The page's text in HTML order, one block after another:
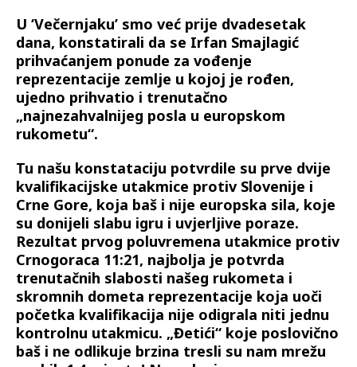
U ‘Večernjaku’ smo već prije dvadesetak
dana, konstatirali da se Irfan Smajlagić
prihvaćanjem ponude za vođenje
reprezentacije zemlje u kojoj je rođen,
ujedno prihvatio i trenutačno
„najnezahvalnijeg posla u europskom
rukometu“.
Tu našu konstataciju potvrdile su prve dvije
kvalifikacijske utakmice protiv Slovenije i
Crne Gore, koja baš i nije europska sila, koje
su donijeli slabu igru i uvjerljive poraze.
Rezultat prvog poluvremena utakmice protiv
Crnogoraca 11:21, najbolja je potvrda
trenutačnih slabosti našeg rukometa i
skromnih dometa reprezentacije koja uoči
početka kvalifikacija nije odigrala niti jednu
kontrolnu utakmicu. „Đetići“ koje poslovično
baš i ne odlikuje brzina tresli su nam mrežu